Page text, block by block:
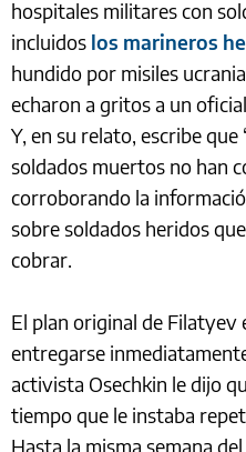
hospitales militares con
incluidos los marineros
hundido por misiles
echaron a gritos a un
Y, en su relato, escribe que
soldados muertos no han
corroborando la
sobre soldados heridos
cobrar.
El plan original de
entregarse
activista Osechkin le dijo
tiempo que le instaba
Hasta la misma semana